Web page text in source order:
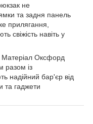
не
та задня панель
прилягання,
свіжість навіть у
Матеріал Оксфорд
разом із
надійний бар'єр від
та гаджети